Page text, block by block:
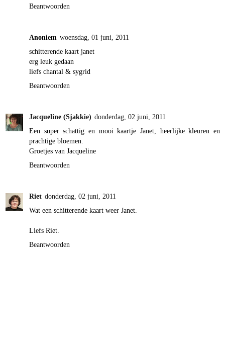
Beantwoorden
Anoniem woensdag, 01 juni, 2011
schitterende kaart janet
erg leuk gedaan
liefs chantal & sygrid
Beantwoorden
Jacqueline (Sjakkie) donderdag, 02 juni, 2011
Een super schattig en mooi kaartje Janet, heerlijke kleuren en
prachtige bloemen.
Groetjes van Jacqueline
Beantwoorden
Riet donderdag, 02 juni, 2011
Wat een schitterende kaart weer Janet.
Liefs Riet.
Beantwoorden